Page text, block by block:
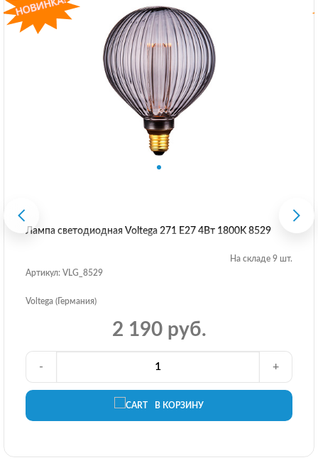
Лампа светодиодная Voltega 271 E27 4Вт 1800K 8529
На складе 9 шт.
Артикул: VLG_8529
Voltega (Германия)
2 190 руб.
В КОРЗИНУ
- +